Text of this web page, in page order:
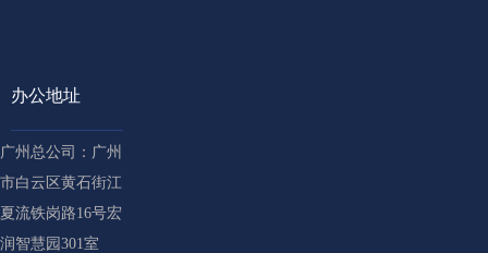
办公地址
广州总公司：广州
市白云区黄石街江
夏流铁岗路16号宏
润智慧园301室